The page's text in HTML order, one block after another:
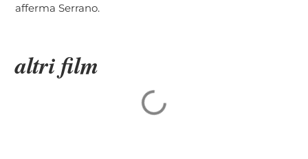
afferma Serrano.
altri film